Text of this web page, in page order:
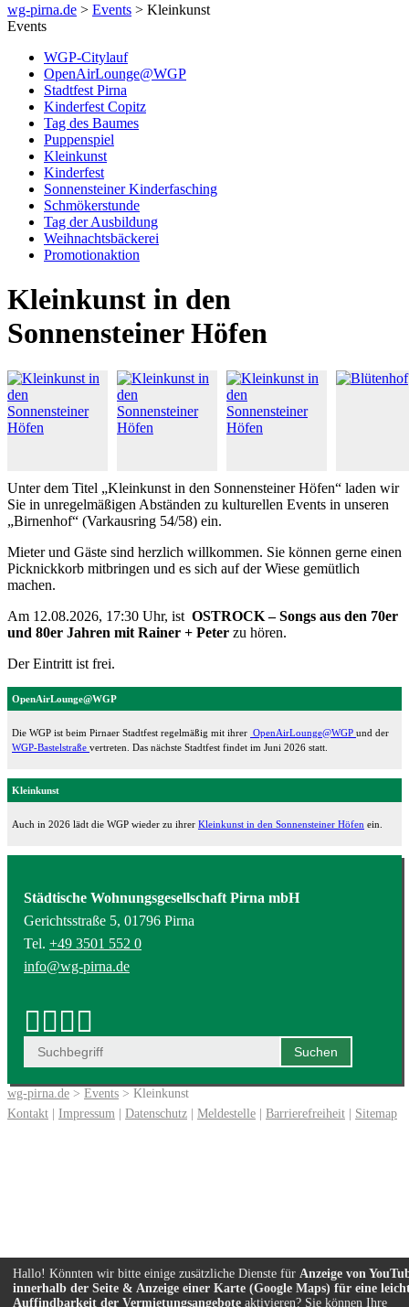
wg-pirna.de > Events > Kleinkunst
Events
WGP-Citylauf
OpenAirLounge@WGP
Stadtfest Pirna
Kinderfest Copitz
Tag des Baumes
Puppenspiel
Kleinkunst
Kinderfest
Sonnensteiner Kinderfasching
Schmökerstunde
Tag der Ausbildung
Weihnachtsbäckerei
Promotionaktion
Kleinkunst in den
Sonnensteiner Höfen
Unter dem Titel „Kleinkunst in den Sonnensteiner Höfen“ laden wir
Sie in unregelmäßigen Abständen zu kulturellen Events in unseren
„Birnenhof“ (Varkausring 54/58) ein.
Mieter und Gäste sind herzlich willkommen. Sie können gerne einen
Picknickkorb mitbringen und es sich auf der Wiese gemütlich
machen.
Am 12.08.2026, 17:30 Uhr, ist OSTROCK – Songs aus den 70er
und 80er Jahren mit Rainer + Peter zu hören.
Der Eintritt ist frei.
OpenAirLounge@WGP
Die WGP ist beim Pirnaer Stadtfest regelmäßig mit ihrer OpenAirLounge@WGP und der
WGP-Bastelstraße vertreten. Das nächste Stadtfest findet im Juni 2026 statt.
Kleinkunst
Auch in 2026 lädt die WGP wieder zu ihrer Kleinkunst in den Sonnensteiner Höfen ein.
Städtische Wohnungsgesellschaft Pirna mbH
Gerichtsstraße 5, 01796 Pirna
Tel. +49 3501 552 0
info@wg-pirna.de
wg-pirna.de > Events > Kleinkunst
Kontakt | Impressum | Datenschutz | Meldestelle | Barrierefreiheit | Sitemap
Hallo! Könnten wir bitte einige zusätzliche Dienste für Anzeige von
innerhalb der Seite & Anzeige einer Karte (Google Maps) für eine
Auffindbarkeit der Vermietungsangebote aktivieren? Sie können Ihre